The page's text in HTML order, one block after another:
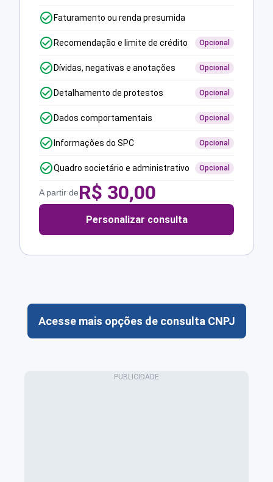
Faturamento ou renda presumida
Recomendação e limite de crédito Opcional
Dívidas, negativas e anotações Opcional
Detalhamento de protestos Opcional
Dados comportamentais Opcional
Informações do SPC Opcional
Quadro societário e administrativo Opcional
A partir deR$ 30,00
Personalizar consulta
Acesse mais opções de consulta CNPJ